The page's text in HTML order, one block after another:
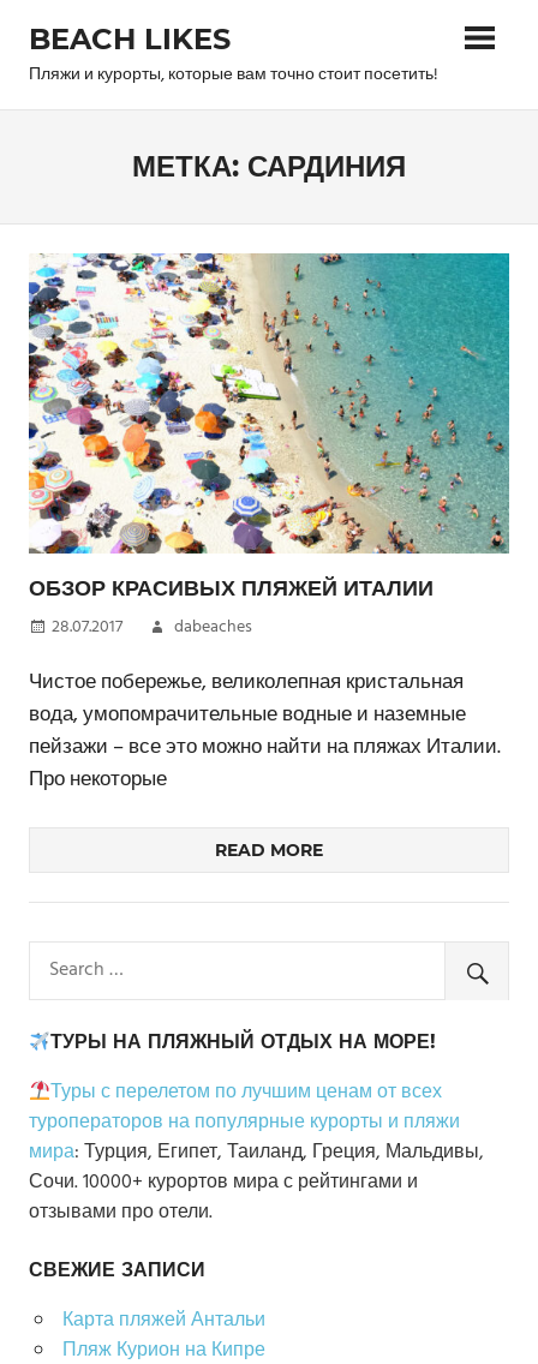
content
BEACH LIKES
Пляжи и курорты, которые вам точно стоит посетить!
МЕТКА: САРДИНИЯ
ОБЗОР КРАСИВЫХ ПЛЯЖЕЙ ИТАЛИИ
28.07.2017 dabeaches
Чистое побережье, великолепная кристальная
вода, умопомрачительные водные и наземные
пейзажи – все это можно найти на пляжах Италии.
Про некоторые
READ MORE
ТУРЫ НА ПЛЯЖНЫЙ ОТДЫХ НА МОРЕ!
Туры с перелетом по лучшим ценам от всех
туроператоров на популярные курорты и пляжи
мира: Турция, Египет, Таиланд, Греция, Мальдивы,
Сочи. 10000+ курортов мира с рейтингами и
отзывами про отели.
СВЕЖИЕ ЗАПИСИ
Карта пляжей Антальи
Пляж Курион на Кипре